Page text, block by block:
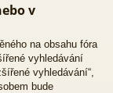
v
na obsahu fóra
vyhledávání
vyhledávání“,
bude